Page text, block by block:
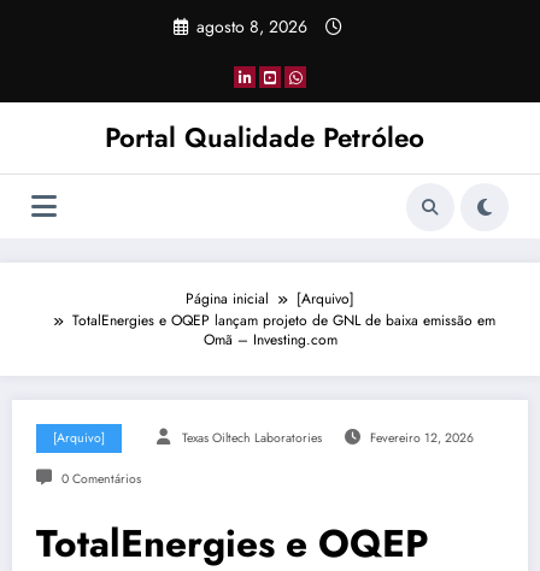
agosto 8, 2026
Portal Qualidade Petróleo
Página inicial
[Arquivo]
TotalEnergies e OQEP lançam projeto de GNL de baixa emissão em
Omã – Investing.com
[Arquivo] Texas Oiltech Laboratories Fevereiro 12, 2026
0 Comentários
TotalEnergies e OQEP